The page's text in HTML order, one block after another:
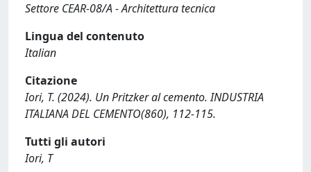
Settore CEAR-08/A - Architettura tecnica
Lingua del contenuto
Italian
Citazione
Iori, T. (2024). Un Pritzker al cemento. INDUSTRIA
ITALIANA DEL CEMENTO(860), 112-115.
Tutti gli autori
Iori, T